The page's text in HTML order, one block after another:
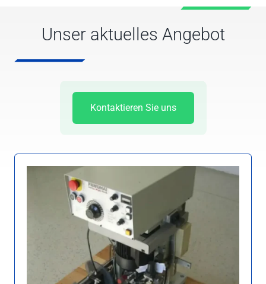
Unser aktuelles Angebot
Kontaktieren Sie uns